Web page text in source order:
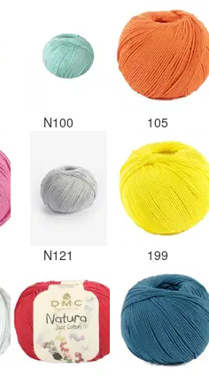
N100 105
N121 199